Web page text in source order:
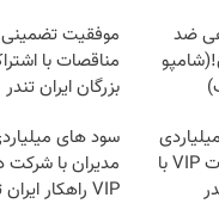
ضد
موفقیت
مناقصات با
بزرگان ایران تندر
شرکت در مناقصات VIP با
سود های
مدیران با شرکت
VIP راهکار ایران تندر